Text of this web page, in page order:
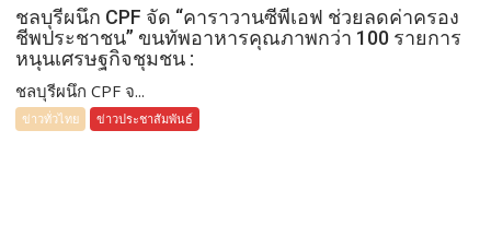
ชลบุรีผนึก CPF จัด “คาราวานซีพีเอฟ ช่วยลดค่าครอง
ชีพประชาชน” ขนทัพอาหารคุณภาพกว่า 100 รายการ
หนุนเศรษฐกิจชุมชน :
ชลบุรีผนึก CPF จ...
ข่าวทั่วไทย ข่าวประชาสัมพันธ์